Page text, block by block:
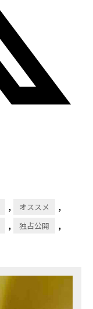
, オススメ ,
, 独占公開 ,